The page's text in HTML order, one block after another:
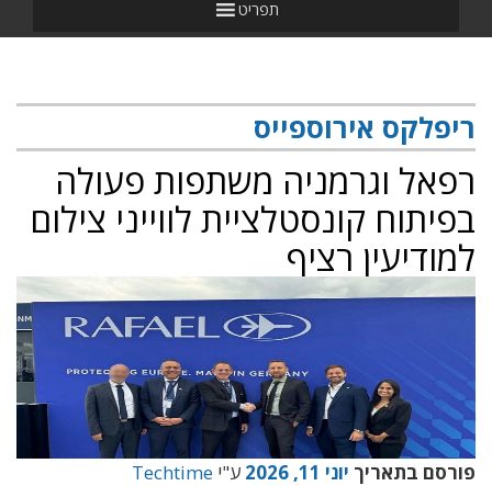
תפריט
ריפלקס אירוספייס
רפאל וגרמניה משתפות פעולה
בפיתוח קונסטלציית לווייני צילום
למודיעין רציף
פורסם בתאריך יוני 11, 2026 ע"י Techtime